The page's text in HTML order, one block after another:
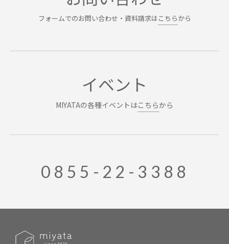
フォームでのお問い合わせ・資料請求はこちらから
イベント
MIYATAの各種イベントはこちらから
0855-22-3388